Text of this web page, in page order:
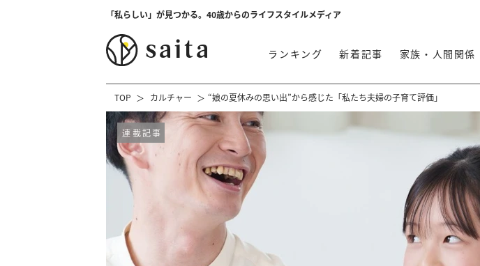
「私らしい」が見つかる。40歳からのライフスタイルメディア
ランキング 新着記事 家族・人間関係
TOP カルチャー “娘の夏休みの思い出”から感じた「私たち夫婦の子育て評価」
連載記事